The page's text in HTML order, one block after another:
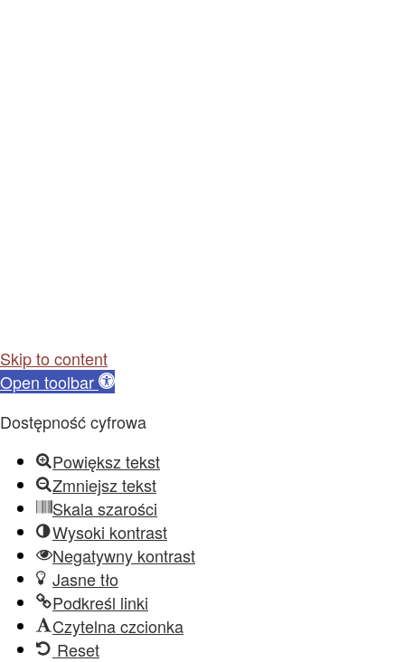
Skip to content
Open toolbar
Dostępność cyfrowa
Powiększ tekst
Zmniejsz tekst
Skala szarości
Wysoki kontrast
Negatywny kontrast
Jasne tło
Podkreśl linki
Czytelna czcionka
Reset